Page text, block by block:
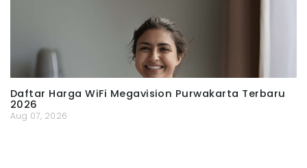
Daftar Harga WiFi Megavision Purwakarta Terbaru
2026
Aug 07, 2026